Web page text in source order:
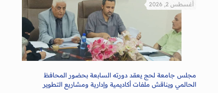
أغسطس 2, 2026
مجلس جامعة لحج يعقد دورته السابعة بحضور المحافظ
الحالمي ويناقش ملفات أكاديمية وإدارية ومشاريع التطوير